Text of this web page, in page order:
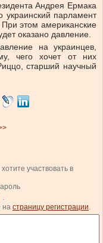
Андрея Ермака
украинский парламент
При этом американские
оказано давление.
на украинцев,
чего хочет от них
старший научный
участвовать в
.
на страницу регистрации.